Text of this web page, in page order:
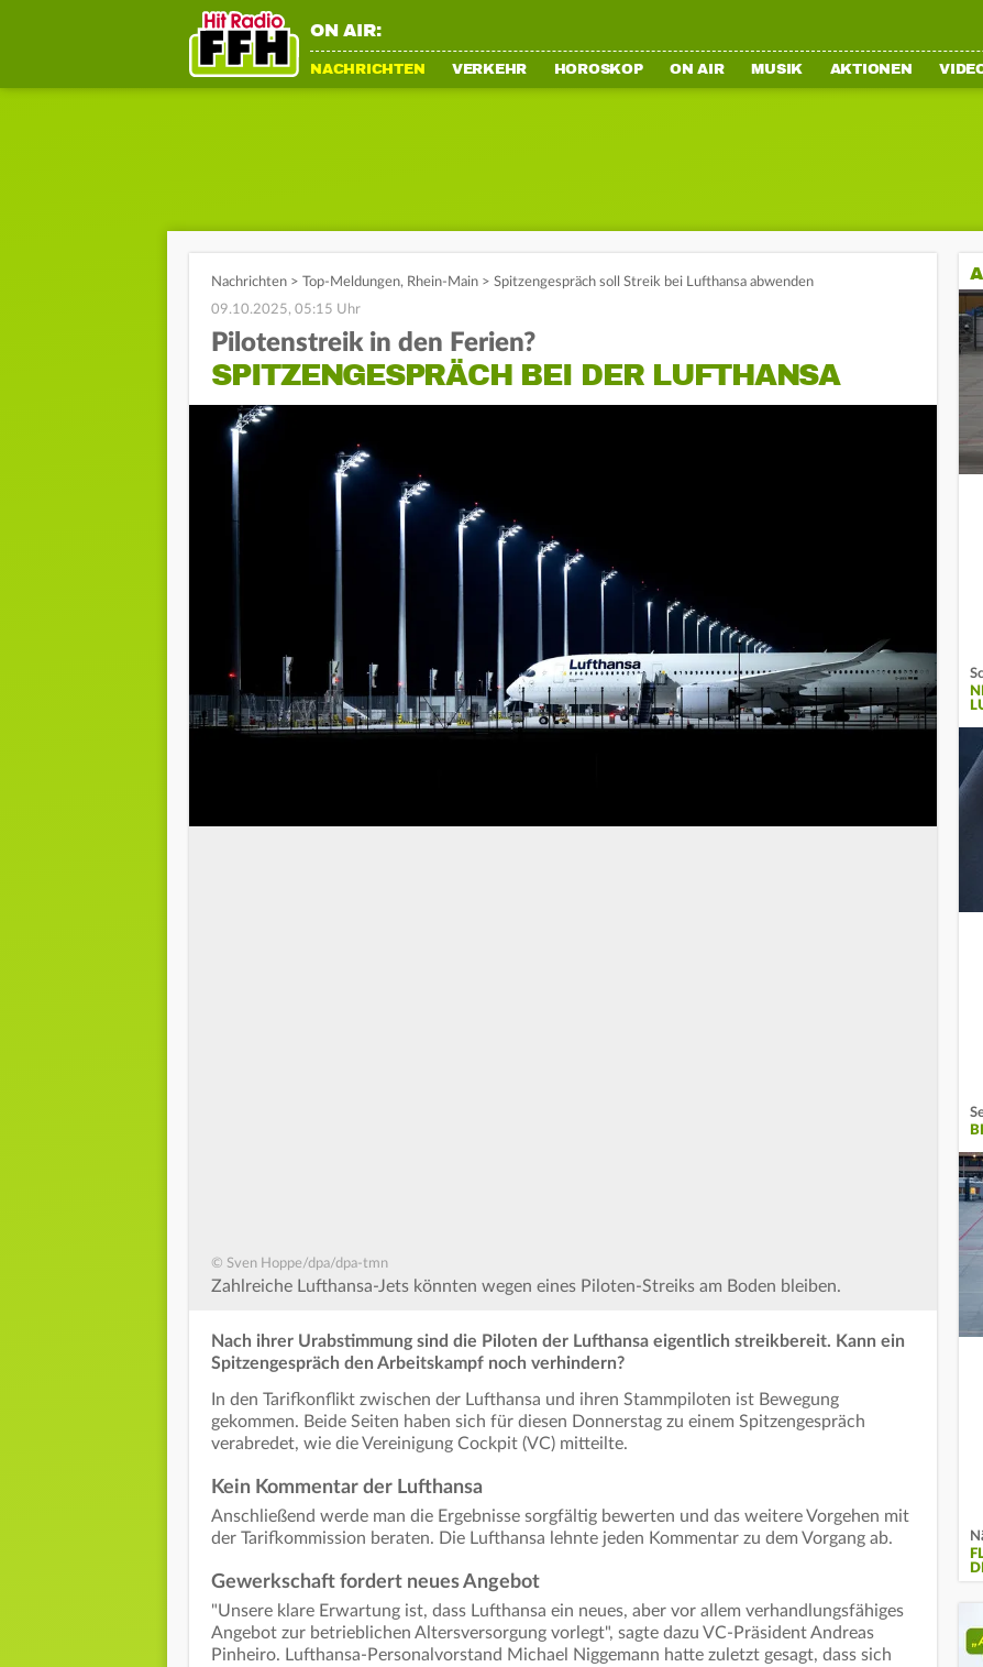
ON AIR:
NACHRICHTEN VERKEHR HOROSKOP ON AIR MUSIK AKTIONEN
Nachrichten > Top-Meldungen, Rhein-Main > Spitzengespräch soll Streik bei Lufthansa abwenden
09.10.2025, 05:15 Uhr
Pilotenstreik in den Ferien?
SPITZENGESPRÄCH BEI DER LUFTHANSA
© Sven Hoppe/dpa/dpa-tmn
Zahlreiche Lufthansa-Jets könnten wegen eines Piloten-Streiks am Boden bleiben.
Nach ihrer Urabstimmung sind die Piloten der Lufthansa eigentlich streikbereit. Kann ein
Spitzengespräch den Arbeitskampf noch verhindern?
In den Tarifkonflikt zwischen der Lufthansa und ihren Stammpiloten ist Bewegung
gekommen. Beide Seiten haben sich für diesen Donnerstag zu einem Spitzengespräch
verabredet, wie die Vereinigung Cockpit (VC) mitteilte.
Kein Kommentar der Lufthansa
Anschließend werde man die Ergebnisse sorgfältig bewerten und das weitere Vorgehen mit
der Tarifkommission beraten. Die Lufthansa lehnte jeden Kommentar zu dem Vorgang ab.
Gewerkschaft fordert neues Angebot
"Unsere klare Erwartung ist, dass Lufthansa ein neues, aber vor allem verhandlungsfähiges
Angebot zur betrieblichen Altersversorgung vorlegt", sagte dazu VC-Präsident Andreas
Pinheiro. Lufthansa-Personalvorstand Michael Niggemann hatte zuletzt gesagt, dass sich